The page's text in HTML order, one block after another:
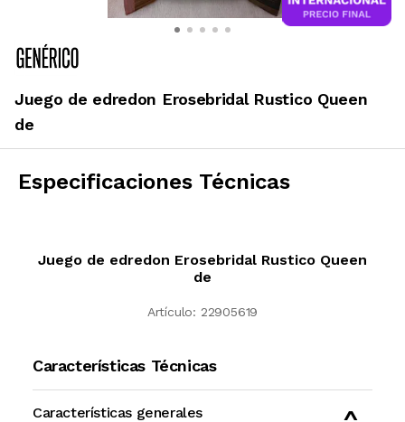
Juego de edredon Erosebridal Rustico Queen
de
Especificaciones Técnicas
Juego de edredon Erosebridal Rustico Queen
de
Artículo: 22905619
Características Técnicas
Características generales